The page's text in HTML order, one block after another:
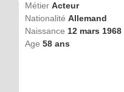
MétierActeur
NationalitéAllemand
Naissance 12 mars 1968
Age58 ans